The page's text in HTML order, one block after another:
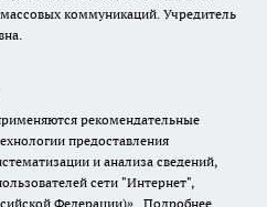
коммуникаций. Учредитель
рекомендательные
предоставления
и анализа сведений,
сети "Интернет",
Федерации)». Подробнее